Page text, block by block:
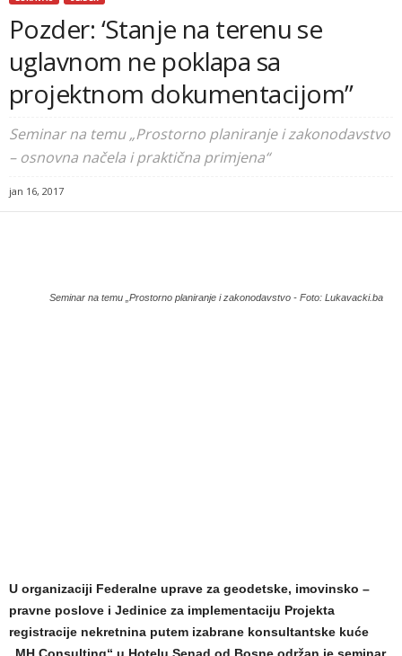
Pozder: ‘Stanje na terenu se
uglavnom ne poklapa sa
projektnom dokumentacijom”
Seminar na temu „Prostorno planiranje i zakonodavstvo
– osnovna načela i praktična primjena“
jan 16, 2017
Seminar na temu „Prostorno planiranje i zakonodavstvo - Foto: Lukavacki.ba
U organizaciji Federalne uprave za geodetske, imovinsko –
pravne poslove i Jedinice za implementaciju Projekta
registracije nekretnina putem izabrane konsultantske kuće